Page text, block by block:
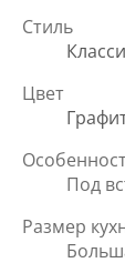
Стиль
Цвет
Под
Размер